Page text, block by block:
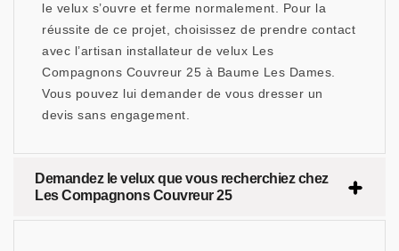
le velux s’ouvre et ferme normalement. Pour la
réussite de ce projet, choisissez de prendre contact
avec l’artisan installateur de velux Les
Compagnons Couvreur 25 à Baume Les Dames.
Vous pouvez lui demander de vous dresser un
devis sans engagement.
Demandez le velux que vous recherchiez chez
Les Compagnons Couvreur 25